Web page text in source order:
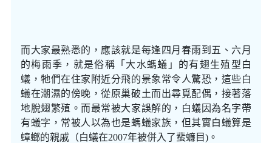
而大家最熟悉的，應該就是每逢四月春雨到五、六月
的梅雨季，就是俗稱「大水螞蟻」的有翅生殖型白
蟻，牠們在住家附近分飛的景象常令人驚恐，這些白
蟻在潮濕的傍晚，從原巢破土而出尋覓配偶，接著落
地脫翅繁殖。而最常被大家誤解的，白蟻因為名字帶
有蟻字，常被人以為也是螞蟻家族，但其實白蟻算是
蟑螂的親戚（白蟻在2007年被併入了蜚蠊目)。